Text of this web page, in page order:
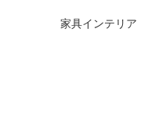
家具インテリア